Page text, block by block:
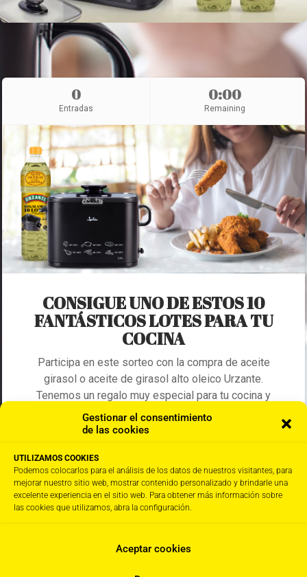
Gestionar el consentimiento
de las cookies
UTILIZAMOS COOKIES
Podemos colocarlos para el análisis de los datos de nuestros visitantes, para
mejorar nuestro sitio web, mostrar contenido personalizado y brindarle una
excelente experiencia en el sitio web. Para obtener más información sobre
las cookies que utilizamos, abra la configuración.
Aceptar cookies